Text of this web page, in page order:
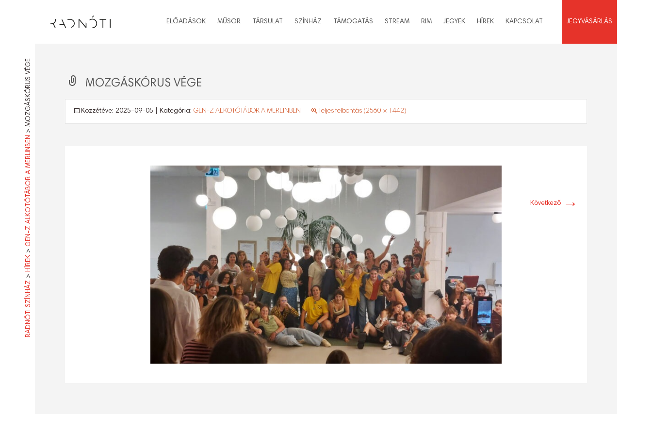
ELŐADÁSOK MŰSOR TÁRSULAT SZÍNHÁZ TÁMOGATÁS STREAM RIM JEGYEK HÍREK KAPCSOLAT JEGYVÁSÁRLÁS
RADNÓTI SZÍNHÁZ
>
HÍREK
>
GEN-Z ALKOTÓTÁBOR A MERLINBEN
>
MOZGÁSKÓRUS VÉGE MOZGÁSKÓRUS VÉGE
Közzétéve: 2025-09-05 | Kategória: GEN-Z ALKOTÓTÁBOR A MERLINBEN Teljes felbontás (2560 × 1442)
Következő →